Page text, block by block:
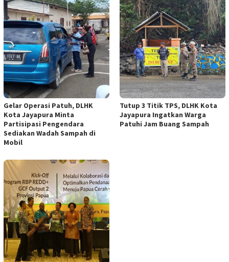
Gelar Operasi Patuh, DLHK
Kota Jayapura Minta
Partisipasi Pengendara
Sediakan Wadah Sampah di
Mobil
Tutup 3 Titik TPS, DLHK Kota
Jayapura Ingatkan Warga
Patuhi Jam Buang Sampah